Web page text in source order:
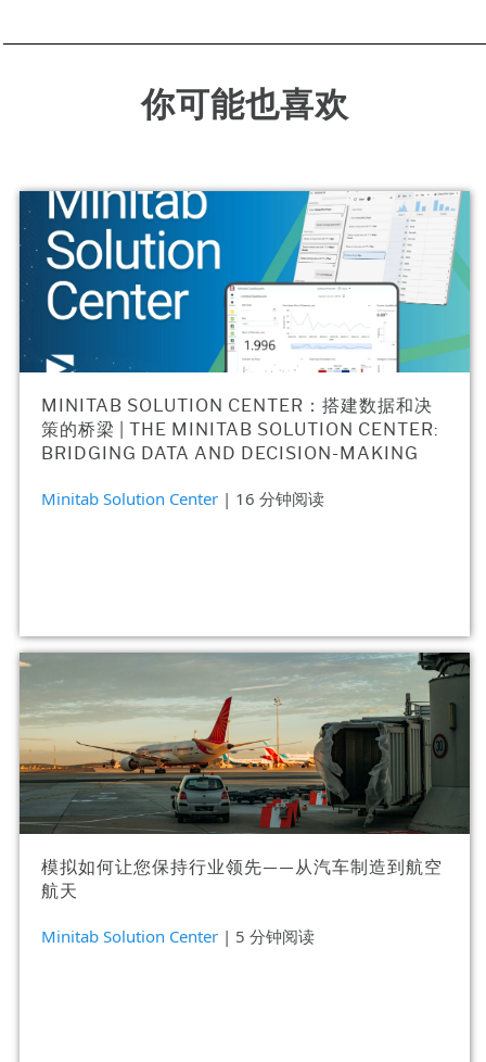
你可能也喜欢
MINITAB SOLUTION CENTER：搭建数据和决
策的桥梁 | THE MINITAB SOLUTION CENTER:
BRIDGING DATA AND DECISION-MAKING
Minitab Solution Center | 16 分钟阅读
模拟如何让您保持行业领先——从汽车制造到航空
航天
Minitab Solution Center | 5 分钟阅读